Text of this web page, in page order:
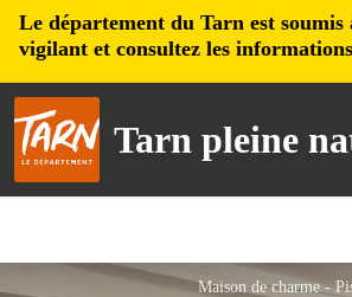
Le département du Tarn est
vigilant et consultez les
Tarn pleine